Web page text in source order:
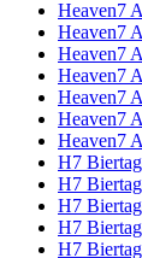
Heaven7
Heaven7
Heaven7
Heaven7
Heaven7
Heaven7
Heaven7
H7
H7
H7
H7
H7